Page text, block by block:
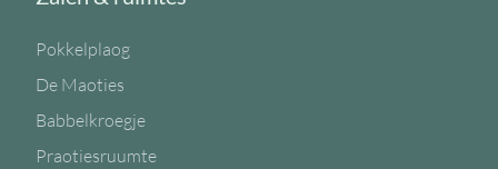
Pokkelplaog
De Maoties
Babbelkroegje
Praotiesruumte